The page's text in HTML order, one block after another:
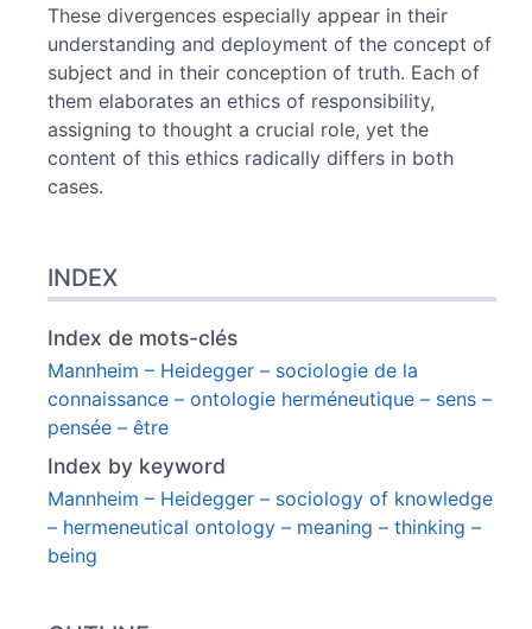
These divergences especially appear in their
understanding and deployment of the concept of
subject and in their conception of truth. Each of
them elaborates an ethics of responsibility,
assigning to thought a crucial role, yet the
content of this ethics radically differs in both
cases.
INDEX
Index de mots-clés
Mannheim – Heidegger – sociologie de la
connaissance – ontologie herméneutique – sens –
pensée – être
Index by keyword
Mannheim – Heidegger – sociology of knowledge
– hermeneutical ontology – meaning – thinking –
being